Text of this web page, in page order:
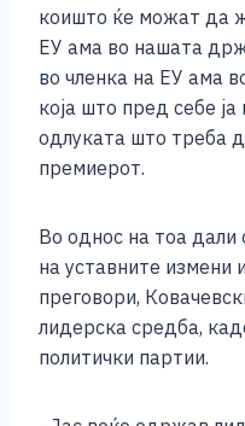
коишто ќе можат да
ЕУ ама во нашата
во членка на ЕУ ама
која што пред себе
одлуката што треба
премиерот.
Во однос на тоа дали
на уставните измени
преговори,
лидерска средба,
политички партии.